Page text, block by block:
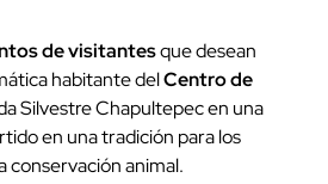
de visitantesque desean
habitante delCentro de
Silvestre Chapultepec en una
en una tradición para los
conservación animal.